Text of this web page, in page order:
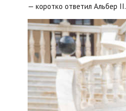
— коротко ответил Альбер II.